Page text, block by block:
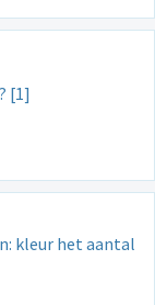
[1]
kleur het aantal